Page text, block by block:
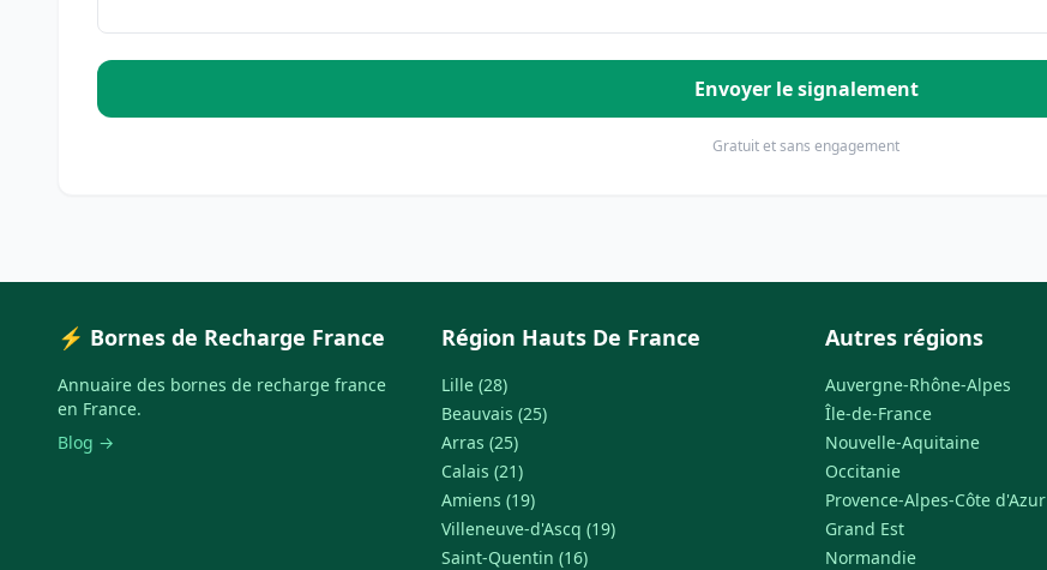
Envoyer le signalement
Gratuit et sans engagement
⚡ Bornes de Recharge France
Annuaire des bornes de recharge france
en France.
Blog →
Région Hauts De France
Lille (28)
Beauvais (25)
Arras (25)
Calais (21)
Amiens (19)
Villeneuve-d'Ascq (19)
Saint-Quentin (16)
Autres régions
Auvergne-Rhône-Alpes
Île-de-France
Nouvelle-Aquitaine
Occitanie
Provence-Alpes-Côte d'Azur
Grand Est
Normandie